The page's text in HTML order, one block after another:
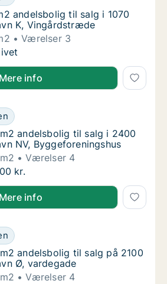
andelsbolig til salg i 1070
andelsbolig til salg i 1070
K, Vingårdstræde
Værelser 3
andelsbolig til salg i 1070
Mere info
andelsbolig til salg i 2400
til salg i 2400 København
andelsbolig til salg i 2400
andelsbolig til salg i 2400
NV, Byggeforeningshus
Værelser 4
andelsbolig til salg i 2400
kr.
Mere info
andelsbolig til salg på 2100
til salg på 2100 København
andelsbolig til salg på 2100
andelsbolig til salg på 2100
Ø, vardegade
Værelser 4